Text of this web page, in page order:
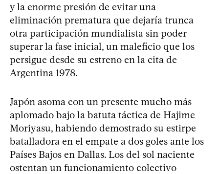
y la enorme presión de evitar una
eliminación prematura que dejaría trunca
otra participación mundialista sin poder
superar la fase inicial, un maleficio que los
persigue desde su estreno en la cita de
Argentina 1978.
Japón asoma con un presente mucho más
aplomado bajo la batuta táctica de Hajime
Moriyasu, habiendo demostrado su estirpe
batalladora en el empate a dos goles ante los
Países Bajos en Dallas. Los del sol naciente
ostentan un funcionamiento colectivo